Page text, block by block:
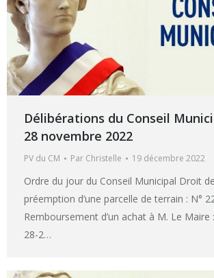
Délibérations du Conseil
28 novembre 2022
PV du CM Par Christelle 19 décembre 2022
Ordre du jour du Conseil Municipal Droit de
préemption d’une parcelle de terrain : N°
Remboursement d’un achat à M. Le Maire
28-2…